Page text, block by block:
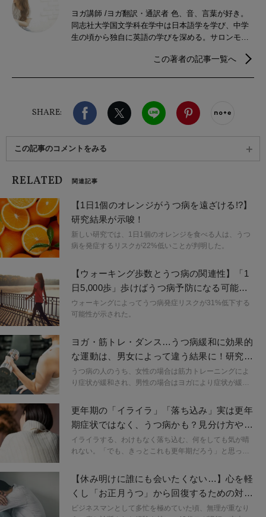
ヨガ講師 /ヨガ翻訳・通訳者 色、音、言葉が好き。
同志社大学国文学科在学中は日本語学を学び、中学
生の頃から独自に英語の学びを深める。サロンモデ
ド勤務を経て、2015年よりヨガの指導を始める。外
この著者の記事一覧へ
SHARE:
Facebook X（旧twitter）
LINE
この記事のコメントをみる
RELATED 関連記事
【1日1個のオレンジがうつ病を遠ざける!?】
研究結果が示唆！
新しい研究では、1日1個のオレンジを食べる人は、うつ
病を発症するリスクが22%低いことが判明した。
【ウォーキング歩数とうつ病の関連性】「1
日5,000歩」歩けばうつ病予防になる可能
性！研究が示唆
ウォーキングによってうつ病発症リスクが31%低下する
可能性が示された。
ヨガ・筋トレ・ダンス…うつ病緩和に効果的
な運動は、男女によって違う結果に！研究結
果から考察
うつ病の人のうち、女性の場合は筋力トレーニングによ
り症状が緩和され、男性の場合はヨガにより症状が緩和
更年期の「イライラ」「落ち込み」実は更年
期症状ではなく、うつ病かも？見分け方や違
いは｜医師が解説
イライラする、わけもなく落ち込む、何をしても気が晴
れない。「でも、きっとこれも更年期だろう」と思って
【休み明けに誰にも会いたくない…】心を軽
くし「お正月うつ」から回復するための対処
法
ビジネスマンとして多忙を極めていた頃、無理が重なり